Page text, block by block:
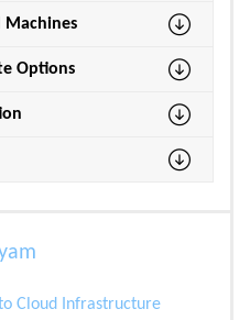
Options
Cloud Infrastructure